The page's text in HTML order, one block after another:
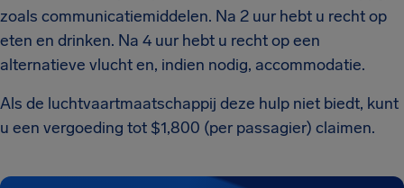
zoals communicatiemiddelen. Na 2 uur hebt u recht op
eten en drinken. Na 4 uur hebt u recht op een
alternatieve vlucht en, indien nodig, accommodatie.
Als de luchtvaartmaatschappij deze hulp niet biedt, kunt
u een vergoeding tot $1,800 (per passagier) claimen.